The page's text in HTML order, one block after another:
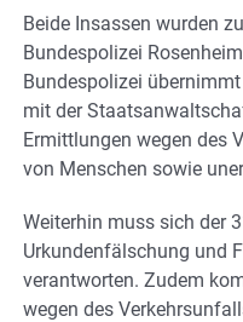
Beide Insassen wurden
Bundespolizei
Bundespolizei
mit der
Ermittlungen wegen des
von Menschen sowie
Weiterhin muss sich der
Urkundenfälschung und
verantworten. Zudem
wegen des